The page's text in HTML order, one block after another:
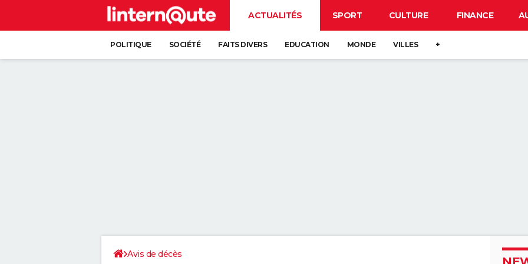
ACTUALITÉS SPORT CULTURE FINANCE
POLITIQUE SOCIÉTÉ FAITS DIVERS EDUCATION MONDE VILLES +
Avis de décès